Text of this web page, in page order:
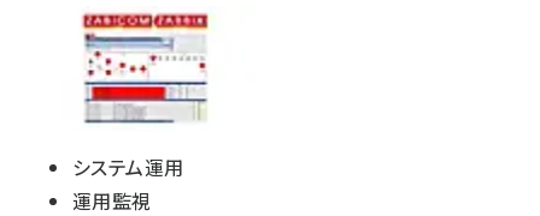
システム運用
運用監視